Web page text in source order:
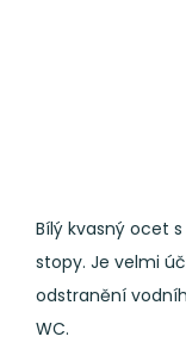
Bílý kvasný ocet
stopy. Je velmi
odstranění
WC.